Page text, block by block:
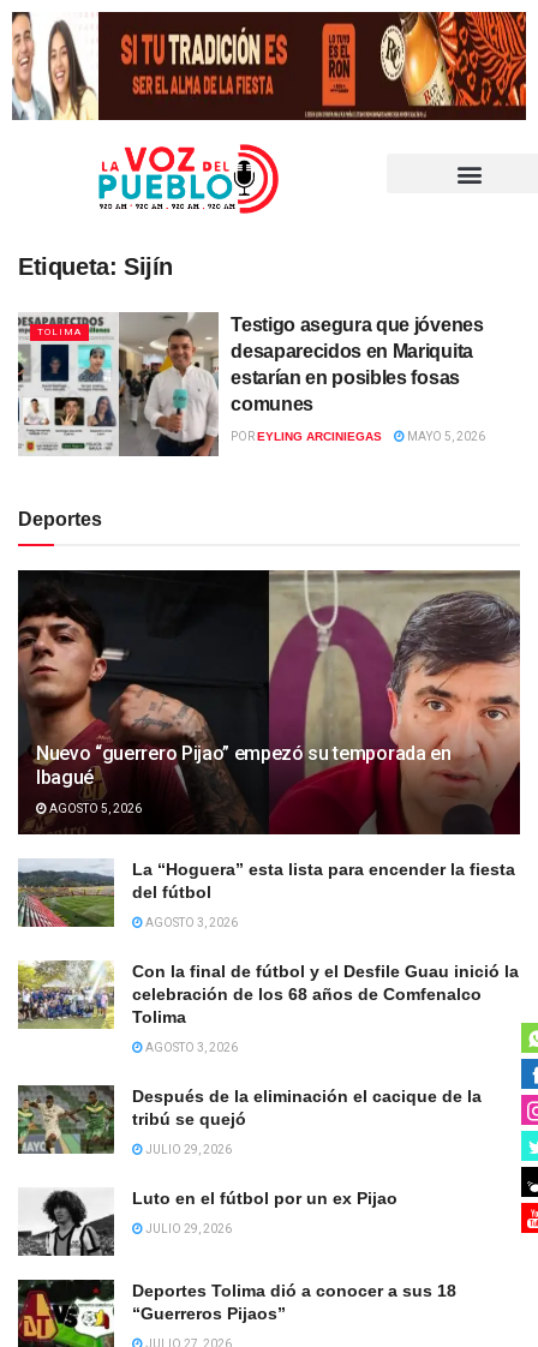
Etiqueta: Sijín
TOLIMA
Testigo asegura que jóvenes
desaparecidos en Mariquita
estarían en posibles fosas
comunes
POREYLING ARCINIEGAS MAYO 5, 2026
Deportes
Nuevo “guerrero Pijao” empezó su temporada en
Ibagué
AGOSTO 5, 2026
La “Hoguera” esta lista para encender la fiesta
del fútbol
AGOSTO 3, 2026
Con la final de fútbol y el Desfile Guau inició la
celebración de los 68 años de Comfenalco
Tolima
AGOSTO 3, 2026
Después de la eliminación el cacique de la
tribú se quejó
JULIO 29, 2026
Luto en el fútbol por un ex Pijao
JULIO 29, 2026
Deportes Tolima dió a conocer a sus 18
“Guerreros Pijaos”
JULIO 27, 2026